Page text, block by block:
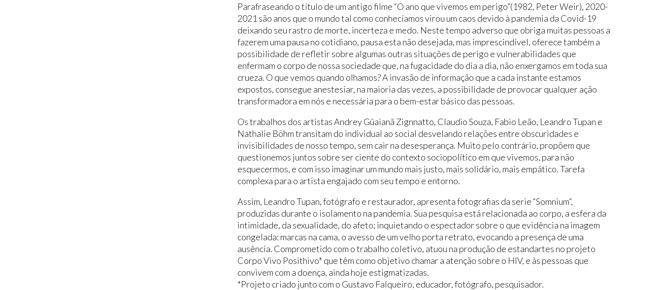
Parafraseando o título de um antigo filme “O ano que vivemos em perigo”(1982, Peter Weir), 2020-
2021 são anos que o mundo tal como conhecíamos virou um caos devido à pandemia da Covid-19
deixando seu rastro de morte, incerteza e medo. Neste tempo adverso que obriga muitas pessoas a
fazerem uma pausa no cotidiano, pausa esta não desejada, mas imprescindível, oferece também a
possibilidade de refletir sobre algumas outras situações de perigo e vulnerabilidades que
enfermam o corpo de nossa sociedade que, na fugacidade do dia a dia, não enxergamos em toda sua
crueza. O que vemos quando olhamos? A invasão de informação que a cada instante estamos
expostos, consegue anestesiar, na maioria das vezes, a possibilidade de provocar qualquer ação
transformadora em nós e necessária para o bem-estar básico das pessoas.
Os trabalhos dos artistas Andrey Gûaianã Zignnatto, Claudio Souza, Fabio Leão, Leandro Tupan e
Nathalie Böhm transitam do individual ao social desvelando relações entre obscuridades e
invisibilidades de nosso tempo, sem cair na desesperança. Muito pelo contrário, propõem que
questionemos juntos sobre ser ciente do contexto sociopolítico em que vivemos, para não
esquecermos, e com isso imaginar um mundo mais justo, mais solidário, mais empático. Tarefa
complexa para o artista engajado com seu tempo e entorno.
Assim, Leandro Tupan, fotógrafo e restaurador, apresenta fotografias da serie “Somnium”,
produzidas durante o isolamento na pandemia. Sua pesquisa está relacionada ao corpo, a esfera da
intimidade, da sexualidade, do afeto; inquietando o espectador sobre o que evidência na imagem
congelada: marcas na cama, o avesso de um velho porta retrato, evocando a presença de uma
ausência. Comprometido com o trabalho coletivo, atuou na produção de estandartes no projeto
Corpo Vivo Posithivo* que têm como objetivo chamar a atenção sobre o HIV, e às pessoas que
convivem com a doença, ainda hoje estigmatizadas.
*Projeto criado junto com o Gustavo Falqueiro, educador, fotógrafo, pesquisador.